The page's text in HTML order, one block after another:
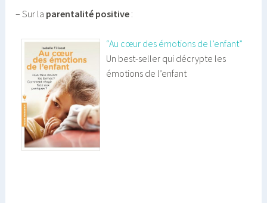
– Sur la parentalité positive :
“Au cœur des émotions de l’enfant”
Un best-seller qui décrypte les
émotions de l’enfant